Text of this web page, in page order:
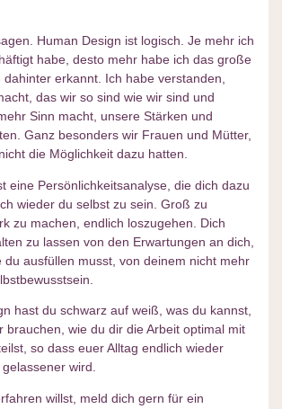
Human Design ist logisch. Je mehr ich
habe, desto mehr habe ich das große
erkannt. Ich habe verstanden,
das wir so sind wie wir sind und
Sinn macht, unsere Stärken und
Ganz besonders wir Frauen und Mütter,
die Möglichkeit dazu hatten.
eine Persönlichkeitsanalyse, die dich dazu
wieder du selbst zu sein. Groß zu
zu machen, endlich loszugehen. Dich
zu lassen von den Erwartungen an dich,
du ausfüllen musst, von deinem nicht mehr
hast du schwarz auf weiß, was du kannst,
brauchen, wie du dir die Arbeit optimal mit
so dass euer Alltag endlich wieder
wird.
willst, meld dich gern für ein